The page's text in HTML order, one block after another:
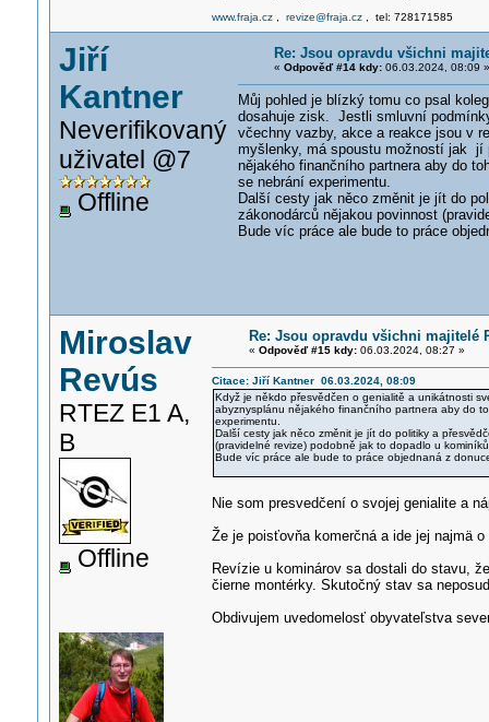
www.fraja.cz, revize@fraja.cz, tel: 728171585
Jiří
Kantner
Neverifikovaný
uživatel @7
Offline
Re: Jsou opravdu všichni
« Odpověď #14 kdy:06.03.2024, 08:09 »
Můj pohled je blízký tomu co psal
dosahuje zisk. Jestli smluvní
včechny vazby, akce a reakce jsou v
myšlenky, má spoustu možností jak jí
nějakého finančního partnera aby do
se nebrání experimentu.
Další cesty jak něco změnit je jít do
zákonodárců nějakou povinnost
Bude víc práce ale bude to práce
Miroslav
Revús
RTEZ E1 A,
B
Offline
Re: Jsou opravdu všichni majitelé
« Odpověď #15 kdy:06.03.2024, 08:27 »
Citace: Jiří Kantner 06.03.2024, 08:09
Když je někdo přesvědčen o genialitě a unikátnosti
abyznysplánu nějakého finančního partnera aby do
experimentu.
Další cesty jak něco změnit je jít do politiky a
(pravidelné revize) podobně jak to dopadlo u
Bude víc práce ale bude to práce objednaná z
Nie som presvedčení o svojej genialite a
Že je poisťovňa komerčná a ide jej najmä
Revízie u kominárov sa dostali do stavu,
čierne montérky. Skutočný stav sa
Obdivujem uvedomelosť obyvateľstva